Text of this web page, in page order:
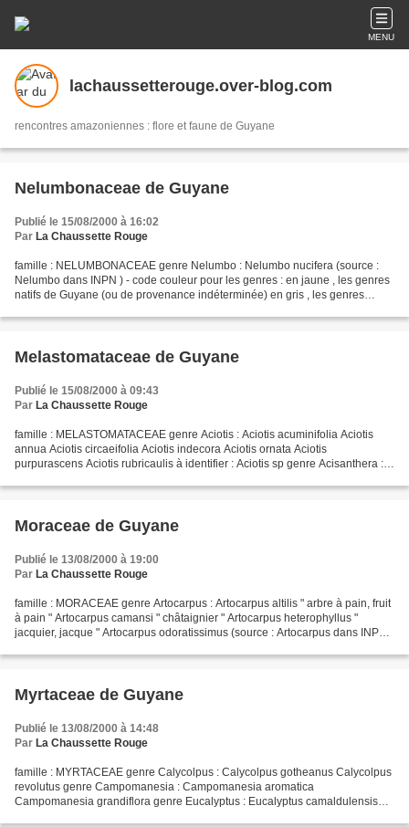
MENU
lachaussetterouge.over-blog.com
rencontres amazoniennes : flore et faune de Guyane
Nelumbonaceae de Guyane
Publié le 15/08/2000 à 16:02
Par La Chaussette Rouge
famille : NELUMBONACEAE genre Nelumbo : Nelumbo nucifera (source :
Nelumbo dans INPN ) - code couleur pour les genres : en jaune , les genres
natifs de Guyane (ou de provenance indéterminée) en gris , les genres
Melastomataceae de Guyane
Publié le 15/08/2000 à 09:43
Par La Chaussette Rouge
famille : MELASTOMATACEAE genre Aciotis : Aciotis acuminifolia Aciotis
annua Aciotis circaeifolia Aciotis indecora Aciotis ornata Aciotis
purpurascens Aciotis rubricaulis à identifier : Aciotis sp genre Acisanthera :
Moraceae de Guyane
Publié le 13/08/2000 à 19:00
Par La Chaussette Rouge
famille : MORACEAE genre Artocarpus : Artocarpus altilis " arbre à pain, fruit
à pain " Artocarpus camansi " châtaignier " Artocarpus heterophyllus "
jacquier, jacque " Artocarpus odoratissimus (source : Artocarpus dans INPN )
Myrtaceae de Guyane
Publié le 13/08/2000 à 14:48
Par La Chaussette Rouge
famille : MYRTACEAE genre Calycolpus : Calycolpus gotheanus Calycolpus
revolutus genre Campomanesia : Campomanesia aromatica
Campomanesia grandiflora genre Eucalyptus : Eucalyptus camaldulensis